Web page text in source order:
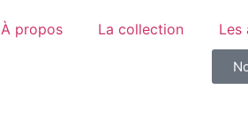
À propos La collection Les